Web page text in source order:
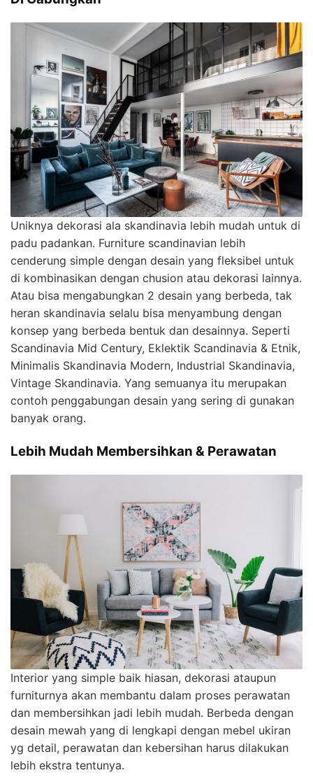
Uniknya dekorasi ala skandinavia lebih mudah untuk di
padu padankan. Furniture scandinavian lebih
cenderung simple dengan desain yang fleksibel untuk
di kombinasikan dengan chusion atau dekorasi lainnya.
Atau bisa mengabungkan 2 desain yang berbeda, tak
heran skandinavia selalu bisa menyambung dengan
konsep yang berbeda bentuk dan desainnya. Seperti
Scandinavia Mid Century, Eklektik Scandinavia & Etnik,
Minimalis Skandinavia Modern, Industrial Skandinavia,
Vintage Skandinavia. Yang semuanya itu merupakan
contoh penggabungan desain yang sering di gunakan
banyak orang.
Lebih Mudah Membersihkan & Perawatan
Interior yang simple baik hiasan, dekorasi ataupun
furniturnya akan membantu dalam proses perawatan
dan membersihkan jadi lebih mudah. Berbeda dengan
desain mewah yang di lengkapi dengan mebel ukiran
yg detail, perawatan dan kebersihan harus dilakukan
lebih ekstra tentunya.